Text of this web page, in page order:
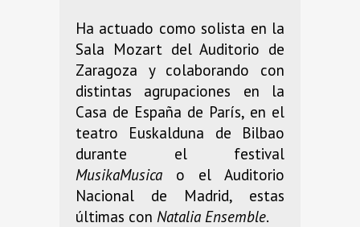
Ha actuado como solista en la
Sala Mozart del Auditorio de
Zaragoza y colaborando con
distintas agrupaciones en la
Casa de España de París, en el
teatro Euskalduna de Bilbao
durante el festival
MusikaMusica o el Auditorio
Nacional de Madrid, estas
últimas con Natalia Ensemble.